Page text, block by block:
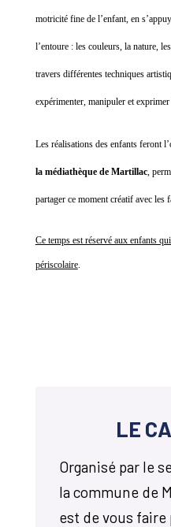
motricité fine de l’enfant, en
l’entoure : les couleurs, la nature,
travers différentes techniques
expérimenter, manipuler et
Les réalisations des enfants feront
la médiathèque de Martillac,
partager ce moment créatif avec les
Ce temps est réservé aux enfants
périscolaire.
LE
Organisé par le
la commune de
est de vous faire